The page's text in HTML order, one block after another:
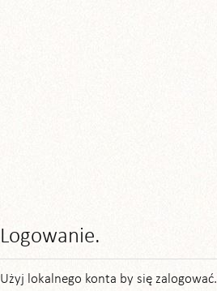
Logowanie.
Użyj lokalnego konta by się zalogować.